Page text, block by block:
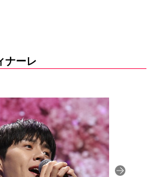
ナーレ